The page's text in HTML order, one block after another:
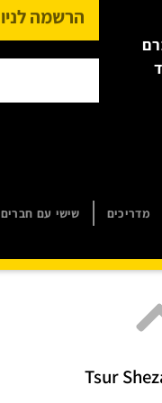
מדריכים שישי עם חברים
Tsur